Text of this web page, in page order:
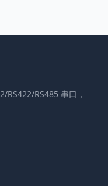
RS422/RS485 串口，